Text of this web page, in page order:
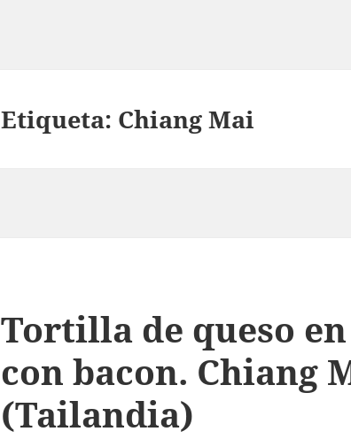
Etiqueta: Chiang Mai
Tortilla de queso
con bacon. Chiang
(Tailandia)